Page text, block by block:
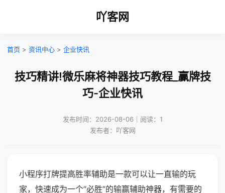
吖客网
首页 > 资讯中心 > 企业快讯
技巧精讲!微乐麻将神器技巧教程_赢牌技
巧-企业快讯
发布时间：2026-08-06｜阅读：1
发布者：吖客网
小程序打牌提高胜率辅助是一款可以让一直输的玩
家，快速成为一个“必胜”的输赢辅助神器，有需要的